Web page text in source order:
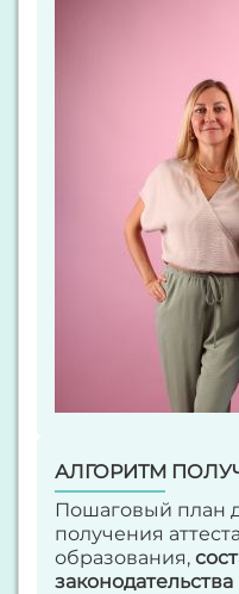
АЛГОРИТМ
Пошаговый план
получения
образования,